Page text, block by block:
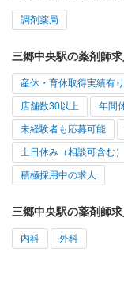
調剤薬局
三郷中央駅の薬剤師
産休・育休取得実績有り
店舗数30以上 年間
未経験者も応募可能
土日休み（相談可含む）
積極採用中の求人
三郷中央駅の薬剤師
内科 外科